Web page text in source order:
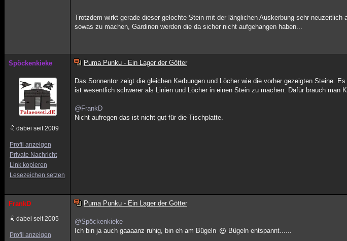
Trotzdem wirkt gerade dieser gelochte Stein mit der länglichen Auskerbung sehr
sowas zu machen, Gardinen werden die da sicher nicht aufgehangen haben...
Spöckenkieke
dabei seit 2009
Profil anzeigen
Private Nachricht
Link kopieren
Lesezeichen setzen
Puma Punku - Ein Lager der Götter
Das Sonnentor zeigt die gleichen Kerbungen und Löcher wie die vorher gezeigten Steine.
ist wesentlich schwerer als Linien und Löcher in einen Stein zu machen. Dafür brauch man
@FrankD
Nicht aufregen das ist nicht gut für die Tischplatte.
FrankD
dabei seit 2005
Profil anzeigen
Puma Punku - Ein Lager der Götter
@Spöckenkieke
Ich bin ja auch gaaaanz ruhig, bin eh am Bügeln
Bügeln entspannt......